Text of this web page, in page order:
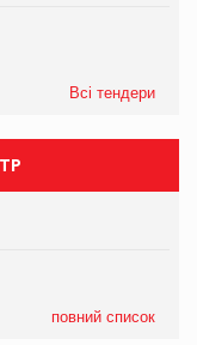
Всі тендери
повний список